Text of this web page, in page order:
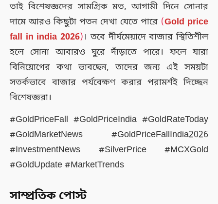
তাই বিশেষজ্ঞদের সামগ্রিক মত, আগামী দিনে সোনার
দামে আরও কিছুটা পতন দেখা যেতে পারে (Gold price
fall in india 2026) । তবে দীর্ঘমেয়াদে বাজার স্থিতিশীল
হলে সোনা আবারও ঘুরে দাঁড়াতে পারে। ফলে যারা
বিনিয়োগের কথা ভাবছেন, তাদের জন্য এই সময়টা
সতর্কভাবে বাজার পর্যবেক্ষণ করার পরামর্শই দিচ্ছেন
বিশেষজ্ঞরা।
#GoldPriceFall #GoldPriceIndia #GoldRateToday
#GoldMarketNews #GoldPriceFallIndia2026
#InvestmentNews #SilverPrice #MCXGold
#GoldUpdate #MarketTrends
সাম্প্রতিক পোস্ট